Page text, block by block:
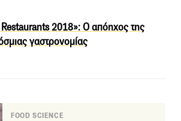
2018»: Ο απόηχος της
γαστρονομίας
FOOD SCIENCE